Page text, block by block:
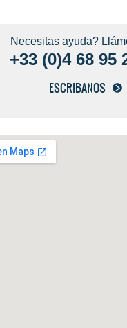
Necesitas ayuda?
+33 (0)4 68 95
ESCRIBANOS